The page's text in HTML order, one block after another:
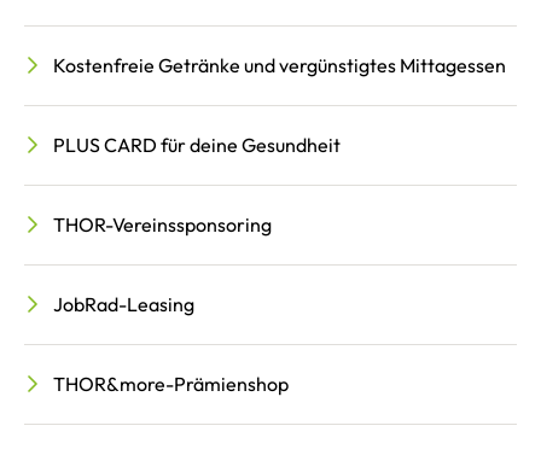
Kostenfreie Getränke und vergünstigtes Mittagessen
PLUS CARD für deine Gesundheit
THOR-Vereinssponsoring
JobRad-Leasing
THOR&more-Prämienshop